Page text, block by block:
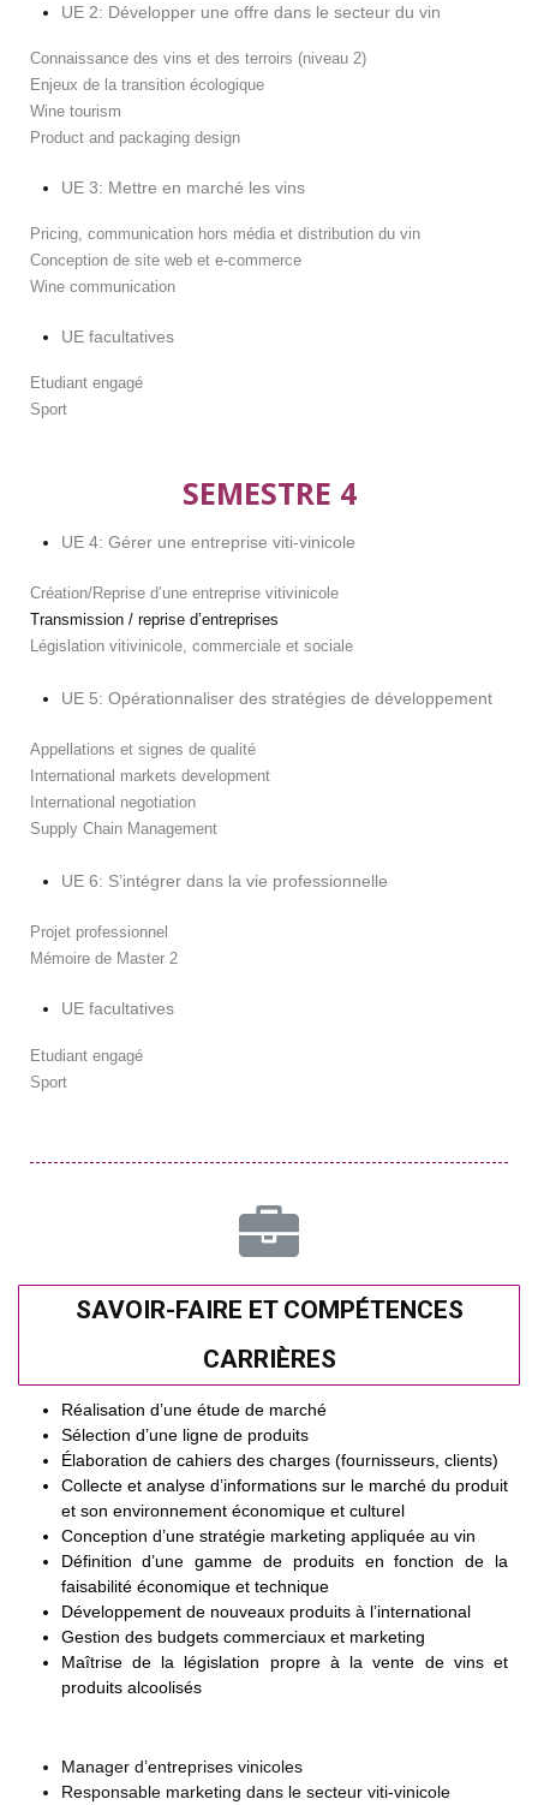
UE 2: Développer une offre dans le secteur du vin
Connaissance des vins et des terroirs (niveau 2)
Enjeux de la transition écologique
Wine tourism
Product and packaging design
UE 3: Mettre en marché les vins
Pricing, communication hors média et distribution du vin
Conception de site web et e-commerce
Wine communication
UE facultatives
Etudiant engagé
Sport
SEMESTRE 4
UE 4: Gérer une entreprise viti-vinicole
Création/Reprise d’une entreprise vitivinicole
Transmission / reprise d’entreprises
Législation vitivinicole, commerciale et sociale
UE 5: Opérationnaliser des stratégies de développement
Appellations et signes de qualité
International markets development
International negotiation
Supply Chain Management
UE 6: S’intégrer dans la vie professionnelle
Projet professionnel
Mémoire de Master 2
UE facultatives
Etudiant engagé
Sport
SAVOIR-FAIRE ET COMPÉTENCES
CARRIÈRES
Réalisation d’une étude de marché
Sélection d’une ligne de produits
Élaboration de cahiers des charges (fournisseurs, clients)
Collecte et analyse d’informations sur le marché du produit
et son environnement économique et culturel
Conception d’une stratégie marketing appliquée au vin
Définition d’une gamme de produits en fonction de la
faisabilité économique et technique
Développement de nouveaux produits à l’international
Gestion des budgets commerciaux et marketing
Maîtrise de la législation propre à la vente de vins et
produits alcoolisés
Manager d’entreprises vinicoles
Responsable marketing dans le secteur viti-vinicole